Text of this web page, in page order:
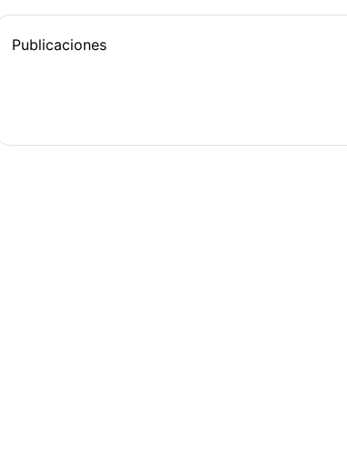
Publicaciones